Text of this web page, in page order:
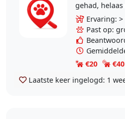
gehad,
tijdgebrek.
hond, want
dagelijks!..
Ervaring: >
Past op:
€20
€40
Laatste keer ingelogd: 1